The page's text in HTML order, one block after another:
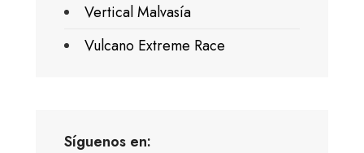
Vertical Malvasía
Vulcano Extreme Race
Síguenos en: